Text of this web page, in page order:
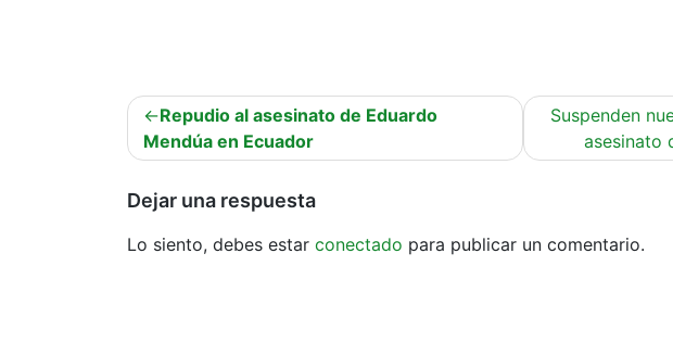
Navegación
de
Repudio al asesinato de Eduardo
Mendúa en Ecuador
Suspenden
asesinato
Dejar una respuesta
Lo siento, debes estar conectado para publicar un comentario.